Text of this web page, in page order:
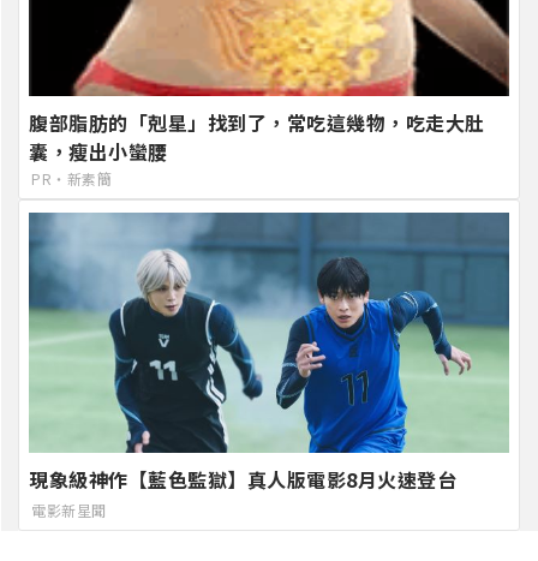
腹部脂肪的「剋星」找到了，常吃這幾物，吃走大肚
囊，瘦出小蠻腰
PR・新素簡
現象級神作【藍色監獄】真人版電影8月火速登台
電影新星聞